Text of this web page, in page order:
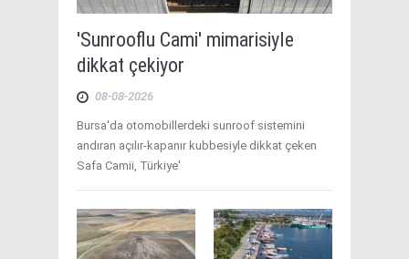
'Sunrooflu Cami' mimarisiyle
dikkat çekiyor
08-08-2026
Bursa'da otomobillerdeki sunroof sistemini
andıran açılır-kapanır kubbesiyle dikkat çeken
Safa Camii, Türkiye'